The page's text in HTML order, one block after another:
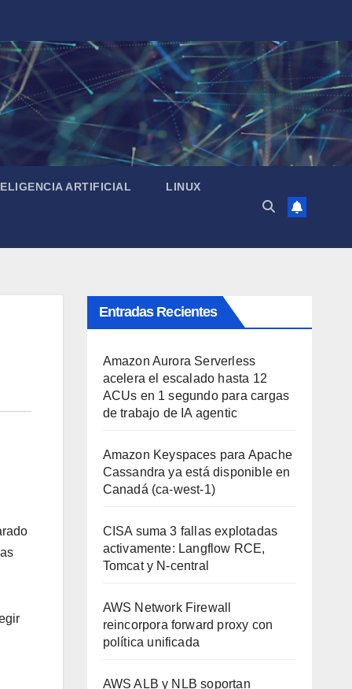
ARTIFICIAL LINUX
Entradas Recientes
Amazon Aurora Serverless
acelera el escalado hasta 12
ACUs en 1 segundo para cargas
de trabajo de IA agentic
Amazon Keyspaces para Apache
Cassandra ya está disponible en
Canadá (ca-west-1)
CISA suma 3 fallas explotadas
activamente: Langflow RCE,
Tomcat y N-central
AWS Network Firewall
reincorpora forward proxy con
política unificada
AWS ALB y NLB soportan